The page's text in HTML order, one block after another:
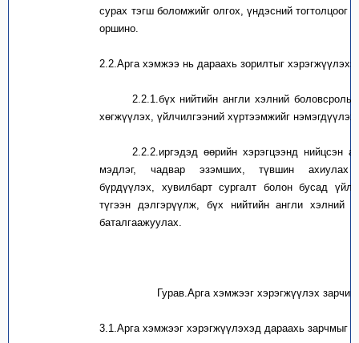
сурах тэгш боломжийг олгох, үндэсний тогтолцоог
оршино.
2.2.Арга хэмжээ нь дараахь зорилтыг
2.2.1. бүх нийтийн англи хэлний боловсролын
хөгжүүлэх, үйлчилгээний хүртээмжийг нэмэгдүүлэх
2.2.2.иргэдэд өөрийн хэрэгцээнд нийцсэн
мэдлэг, чадвар эзэмших, түвшин ахиулах
бүрдүүлэх, хувилбарт сургалт болон бусад үйл
түгээн дэлгэрүүлж, бүх нийтийн англи хэлний
баталгаажуулах
Гурав.Арга хэмжээг хэрэгжүүлэх зарчим
3.1.Арга хэмжээг хэрэгжүүлэхэд дараахь зарчмыг